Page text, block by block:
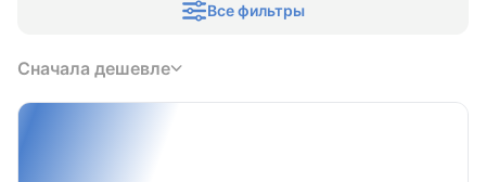
Все фильтры
Сначала дешевле